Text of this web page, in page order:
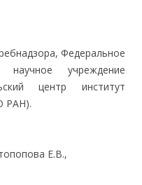
Федеральное
научное учреждение
центр институт
РАН).
Е.В.,